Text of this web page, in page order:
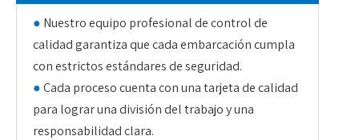
● Nuestro equipo profesional de control de
calidad garantiza que cada embarcación cumpla
con estrictos estándares de seguridad.
●Cada proceso cuenta con una tarjeta de calidad
para lograr una división del trabajo y una
responsabilidad clara.